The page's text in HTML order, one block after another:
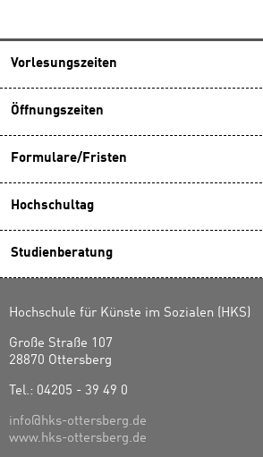
Vorlesungszeiten
Öffnungszeiten
Formulare/Fristen
Hochschultag
Studienberatung
Hochschule für Künste im Sozialen (HKS)
Große Straße 107
28870 Ottersberg
Tel.: 04205 - 39 49 0
info@hks-ottersberg.de
www.hks-ottersberg.de